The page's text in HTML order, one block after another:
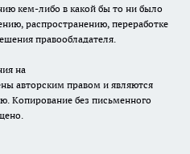
кем-либо в какой бы то ни было
распространению, переработке
правообладателя.
на
авторским правом и являются
Копирование без письменного